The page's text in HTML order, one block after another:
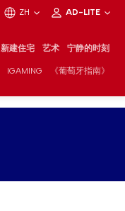
ZH AD-LITE
新建住宅 艺术 宁静的时刻
IGAMING 《葡萄牙指南》